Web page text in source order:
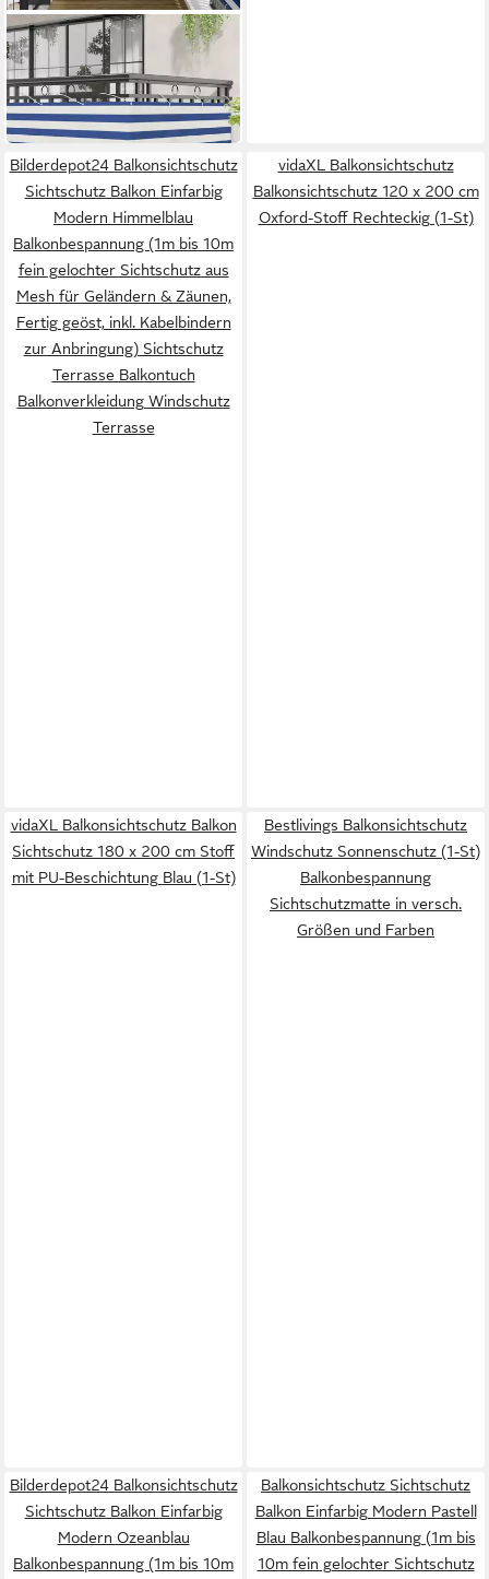
VIDAXL
Balkonsichtschutz
Balkonsichtschutz 90 x 200
cm Oxford-Stoff Rechteckig
ab 17,99 €
in 5-6 Werktagen bei dir
Bilderdepot24 Balkonsichtschutz
Sichtschutz Balkon Einfarbig
Modern Himmelblau
Balkonbespannung (1m bis 10m
fein gelochter Sichtschutz aus
Mesh für Geländern & Zäunen,
Fertig geöst, inkl. Kabelbindern
zur Anbringung) Sichtschutz
Terrasse Balkontuch
Balkonverkleidung Windschutz
Terrasse
vidaXL Balkonsichtschutz
Balkonsichtschutz 120 x 200 cm
Oxford-Stoff Rechteckig (1-St)
vidaXL Balkonsichtschutz Balkon
Sichtschutz 180 x 200 cm Stoff
mit PU-Beschichtung Blau (1-St)
Bestlivings Balkonsichtschutz
Windschutz Sonnenschutz (1-St)
Balkonbespannung
Sichtschutzmatte in versch.
Größen und Farben
Bilderdepot24 Balkonsichtschutz
Sichtschutz Balkon Einfarbig
Modern Ozeanblau
Balkonbespannung (1m bis 10m
Balkonsichtschutz Sichtschutz
Balkon Einfarbig Modern Pastell
Blau Balkonbespannung (1m bis
10m fein gelochter Sichtschutz